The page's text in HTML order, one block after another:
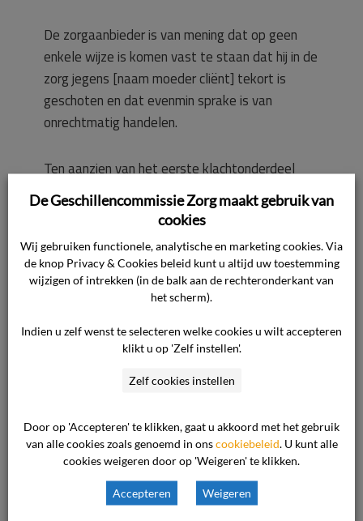
De zorgaanbieder is van mening dat op geen
enkele wijze is komen vast te staan dat hij in de
zorg jegens [naam moeder cliënt] tekort is
geschoten en dat evenmin sprake is van
onrechtmatig handelen.
Ten aanzien van het eerste klachtonderdeel
wordt aangevoerd dat [naam moeder cliënt]
weliswaar als gevolg van een misverstand later
bedoeling was, maar dat zij de chemokuur op de
bewuste dag niet heeft gemist. Dit kan dan
volgens de zorgaanbieder niet hebben geleid
merkt de zorgaanbieder op dat de cliënt ervoor
Volgens het hiervoor geldende protocol was de
zorgaanbieder niet gehouden het wasgoed
voorgespoeld aan de cliënt mee te geven. De
zorgaanbieder stelt vast dat het niet gelukt is
De Geschillencommissie Zorg maakt gebruik van
cookies
Wij gebruiken functionele, analytische en marketing cookies. Via
de knop Privacy & Cookies beleid kunt u altijd uw toestemming
wijzigen of intrekken (in de balk aan de rechteronderkant van
het scherm).
Indien u zelf wenst te selecteren welke cookies u wilt accepteren
klikt u op 'Zelf instellen'.
Zelf cookies instellen
Door op 'Accepteren' te klikken, gaat u akkoord met het gebruik
van alle cookies zoals genoemd in onscookiebeleid. U kunt alle
cookies weigeren door op 'Weigeren' te klikken.
Accepteren Weigeren